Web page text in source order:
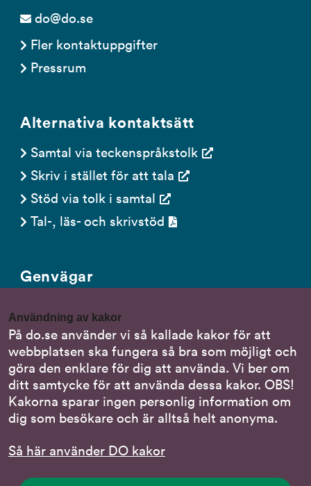
Användning av kakor
På do.se använder vi så kallade kakor för att
webbplatsen ska fungera så bra som möjligt och
göra den enklare för dig att använda. Vi ber om
ditt samtycke för att använda dessa kakor. OBS!
Kakorna sparar ingen personlig information om
dig som besökare och är alltså helt anonyma.
Så här använder DO kakor
do@do.se
Fler kontaktuppgifter
Pressrum
Alternativa kontaktsätt
Samtal via teckenspråkstolk
Skriv i stället för att tala
Stöd via tolk i samtal
Tal-, läs- och skrivstöd
Genvägar
Nationella minoritetsspråk
Om DO:s webbplats
Behandling av personuppgifter
Följ oss
DO på LinkedIn